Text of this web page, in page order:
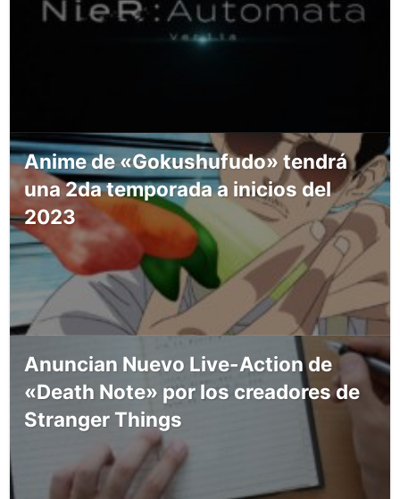
Anime de «Gokushufudo» tendrá
una 2da temporada a inicios del
2023
Anuncian Nuevo Live-Action de
«Death Note» por los creadores de
Stranger Things